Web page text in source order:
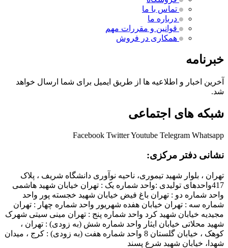
تماس با ما
درباره ما
قوانین و مقررات مهم
همکاری در فروش
خبرنامه
آخرین اخبار و اطلاعیه ها از طریق ایمیل برای شما ارسال خواهد
شد.
شبکه های اجتماعی
Facebook TwitterYoutube Telegram Whatsapp
نشانی دفتر مرکزی:
تهران ، بلوار شهید تیموری، ناحیه نوآوری دانشگاه شریف ، پلاک
417واحدهای تولیدی :واحد شماره یک : تهران خیابان شهید هاشمی
واحد شماره دو : تهران باغ فیض خیابان شهید خجسته پور واحد
شماره سه : تهران خیابان هفده شهریور واحد شماره چهار : تهران
مجیدیه خیابان شهید کرد واحد شماره پنج : تهران مینی سیتی شهرک
شهید محلاتی خیابان ایثار واحد شماره شش (به زودی) : تهران ،
کوهک ، خیابان گلستان 8 واحد شماره هفت (به زودی) : کرج ، میدان
شهدا، خیابان شهید شرع پسند